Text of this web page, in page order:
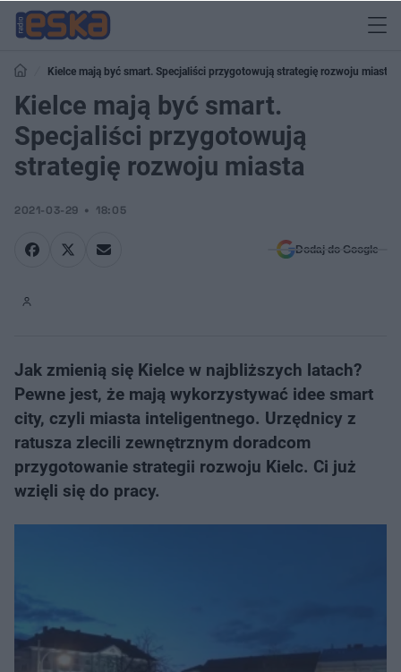
Kielce mają być smart. Specjaliści przygotowują strategię rozwoju miasta
Kielce mają być smart.
Specjaliści przygotowują
strategię rozwoju miasta
2021-03-29 18:05
Dodaj do Google
Jak zmienią się Kielce w najbliższych latach?
Pewne jest, że mają wykorzystywać idee smart
city, czyli miasta inteligentnego. Urzędnicy z
ratusza zlecili zewnętrznym doradcom
przygotowanie strategii rozwoju Kielc. Ci już
wzięli się do pracy.